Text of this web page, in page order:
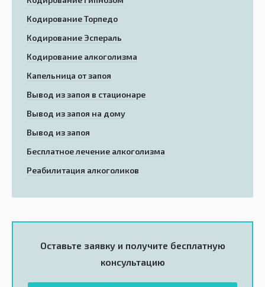
Кодирование Торпедо
Кодирование Эспераль
Кодирование алкоголизма
Капельница от запоя
Вывод из запоя в стационаре
Вывод из запоя на дому
Вывод из запоя
Бесплатное лечение алкоголизма
Реабилитация алкоголиков
Оставьте заявку и получите бесплатную
консультацию